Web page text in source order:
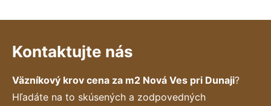
Kontaktujte nás
Väzníkový krov cena za m2 Nová Ves pri Dunaji?
Hľadáte na to skúsených a zodpovedných